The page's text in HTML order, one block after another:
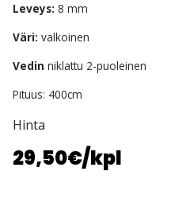
Leveys: 8 mm
Väri: valkoinen
Vedin niklattu 2-puoleinen
Pituus: 400cm
Hinta
29,50€/kpl